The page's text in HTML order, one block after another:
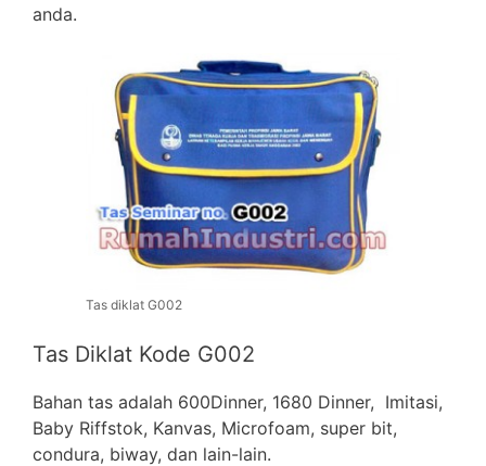
anda.
Tas diklat G002
Tas Diklat Kode G002
Bahan tas adalah 600Dinner, 1680 Dinner, Imitasi,
Baby Riffstok, Kanvas, Microfoam, super bit,
condura, biway, dan lain-lain.